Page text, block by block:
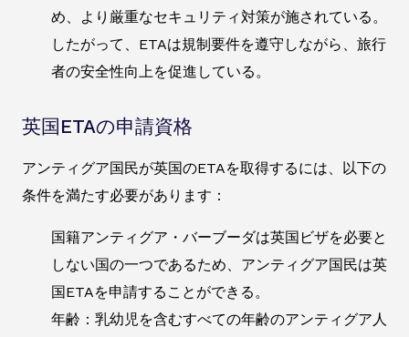
め、より厳重なセキュリティ対策が施されている。
したがって、ETAは規制要件を遵守しながら、旅行
者の安全性向上を促進している。
英国ETAの申請資格
アンティグア国民が英国のETAを取得するには、以下の
条件を満たす必要があります：
国籍アンティグア・バーブーダは英国ビザを必要と
しない国の一つであるため、アンティグア国民は英
国ETAを申請することができる。
年齢：乳幼児を含むすべての年齢のアンティグア人